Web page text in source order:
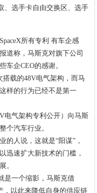
、选手卡自由交换区、选手
所有专利 有车企感
道称，马斯克对旗下公司
车企CEO的感谢。
载的48V电气架构，而马
样的行为已经不是第一
气架构专利公开）向马斯
个汽车行业。
人说，这就是“阳谋”，
迅速扩大新技术的门槛，
。
一个缩影，马斯克借
，以此来降低自身的供应链